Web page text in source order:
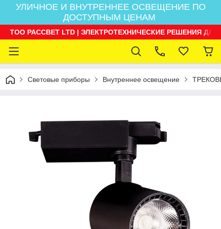
УЛИЧНОЕ И ВНУТРЕННЕЕ ОСВЕЩЕНИЕ ПО
ДОСТУПНЫМ ЦЕНАМ
ТОО РАССВЕТ LTD | ЭЛЕКТРОТЕХНИЧЕСКИЕ РЕШЕНИЯ
Световые приборы Внутреннее освещение